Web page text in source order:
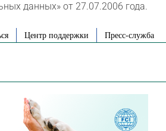
данных» от 27.07.2006 года.
Центр поддержки Пресс-служба